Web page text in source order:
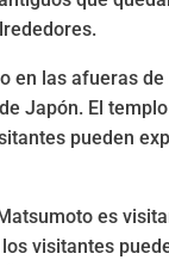
en las afueras
Japón. El
pueden
es
visitantes